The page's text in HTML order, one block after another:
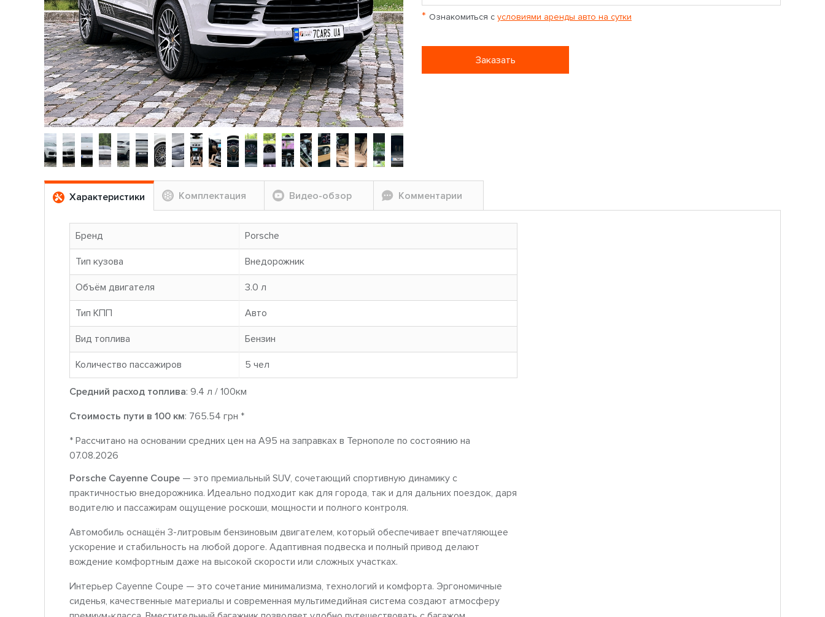
* Ознакомиться с условиями аренды авто на сутки
Заказать
Характеристики Комплектация Видео-обзор Комментарии
Бренд Porsche
Тип кузова Внедорожник
Объём двигателя 3.0 л
Тип КПП Авто
Вид топлива Бензин
Количество пассажиров 5 чел
Средний расход топлива: 9.4 л / 100км
Стоимость пути в 100 км: 765.54 грн *
* Рассчитано на основании средних цен на A95 на заправках в Тернополе по состоянию на
07.08.2026
Porsche Cayenne Coupe — это премиальный SUV, сочетающий спортивную динамику с
практичностью внедорожника. Идеально подходит как для города, так и для дальних поездок, даря
водителю и пассажирам ощущение роскоши, мощности и полного контроля.
Автомобиль оснащён 3-литровым бензиновым двигателем, который обеспечивает впечатляющее
ускорение и стабильность на любой дороге. Адаптивная подвеска и полный привод делают
вождение комфортным даже на высокой скорости или сложных участках.
Интерьер Cayenne Coupe — это сочетание минимализма, технологий и комфорта. Эргономичные
сиденья, качественные материалы и современная мультимедийная система создают атмосферу